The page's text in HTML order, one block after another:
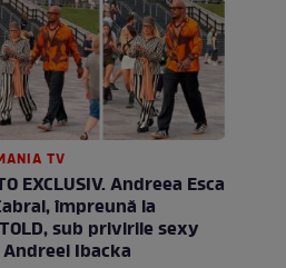
TV
EXCLUSIV. Andreea Esca
împreună la
sub privirile sexy
Ibacka